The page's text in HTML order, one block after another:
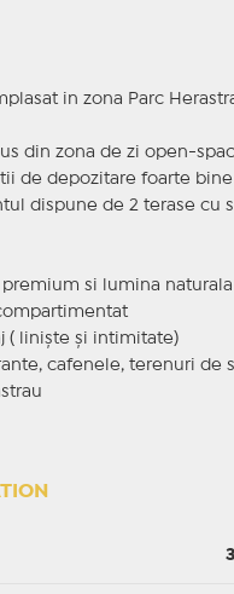
in zona Parc
din zona de zi open-
de depozitare foarte
dispune de 2 terase cu
si lumina naturala
( liniște și intimitate)
cafenele, terenuri de
3